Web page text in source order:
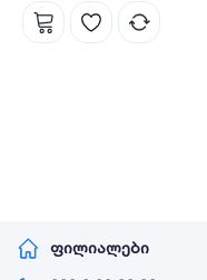
თავსახურით (ჩანი) NOVA
ფილიალები